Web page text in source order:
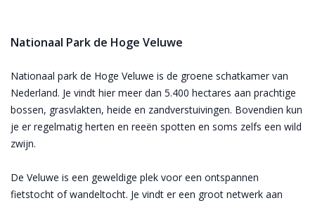
Nationaal Park de Hoge Veluwe
Nationaal park de Hoge Veluwe is de groene schatkamer van
Nederland. Je vindt hier meer dan 5.400 hectares aan prachtige
bossen, grasvlakten, heide en zandverstuivingen. Bovendien kun
je er regelmatig herten en reeën spotten en soms zelfs een wild
zwijn.
De Veluwe is een geweldige plek voor een ontspannen
fietstocht of wandeltocht. Je vindt er een groot netwerk aan